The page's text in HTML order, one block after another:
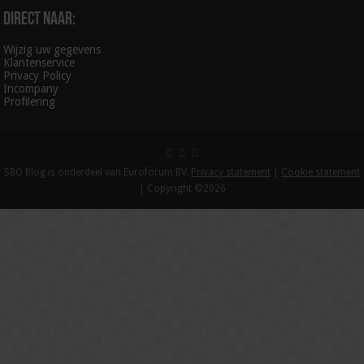
Direct naar:
Wijzig uw gegevens
Klantenservice
Privacy Policy
Incompany
Profilering
SBO Blog is onderdeel van Euroforum BV. Privacy statement
Cookie statement
| Copyright ©2026